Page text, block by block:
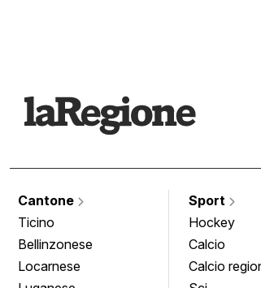
Cantone
Ticino
Bellinzonese
Locarnese
Sport
Hockey
Calcio
Calcio